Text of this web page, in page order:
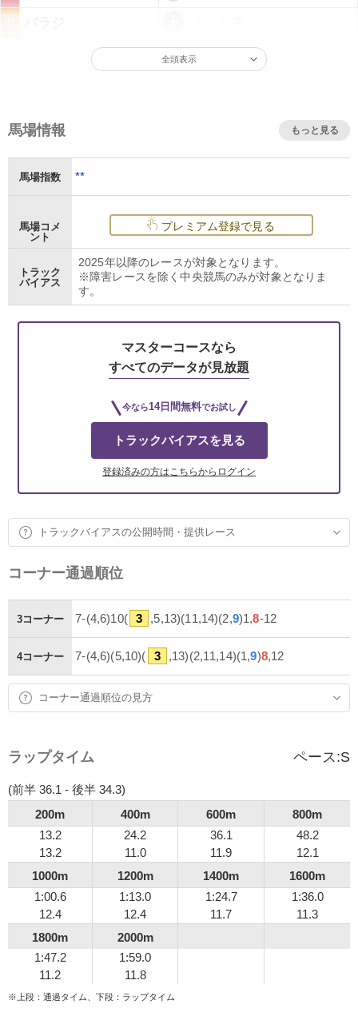
全頭表示
馬場情報 もっと見る
馬場指数 **
馬場コメ
ント
プレミアム登録で見る
トラック
バイアス
2025年以降のレースが対象となります。
※障害レースを除く中央競馬のみが対象となりま
す。
マスターコースなら
すべてのデータが見放題
今なら14日間無料でお試し
トラックバイアスを見る
登録済みの方はこちらからログイン
トラックバイアスの公開時間・提供レース
コーナー通過順位
3コーナー 7-(4,6)10( 3 ,5,13)(11,14)(2,9)1,8-12
4コーナー 7-(4,6)(5,10)( 3 ,13)(2,11,14)(1,9)8,12
コーナー通過順位の見方
ラップタイム ペース:S
(前半 36.1 - 後半 34.3)
200m
400m 600m
800m
13.2
13.2
24.2
11.0
36.1
11.9
48.2
12.1
1000m
1200m 1400m
1600m
1:00.6
12.4
1:13.0
12.4
1:24.7
11.7
1:36.0
11.3
1800m
2000m
1:47.2
11.2
1:59.0
11.8
※上段：通過タイム、下段：ラップタイム